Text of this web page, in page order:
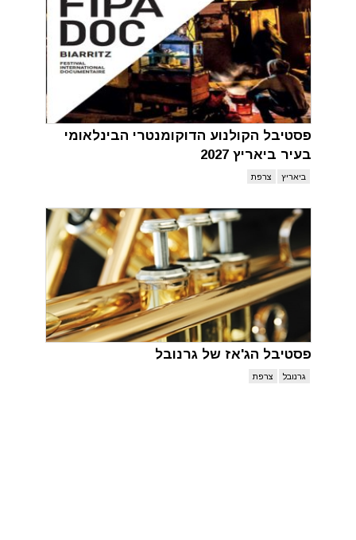
פסטיבל הקולנוע הדוקומנטרי הבינלאומי
בעיר ביאריץ 2027
ביאריץ צרפת
פסטיבל הג'אז של גרנובל
גרנובל צרפת